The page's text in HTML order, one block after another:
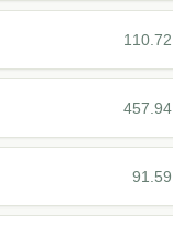
110.72
457.94
91.59